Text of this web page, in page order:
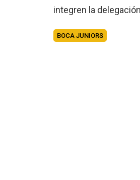
integren la
BOCA JUNIORS